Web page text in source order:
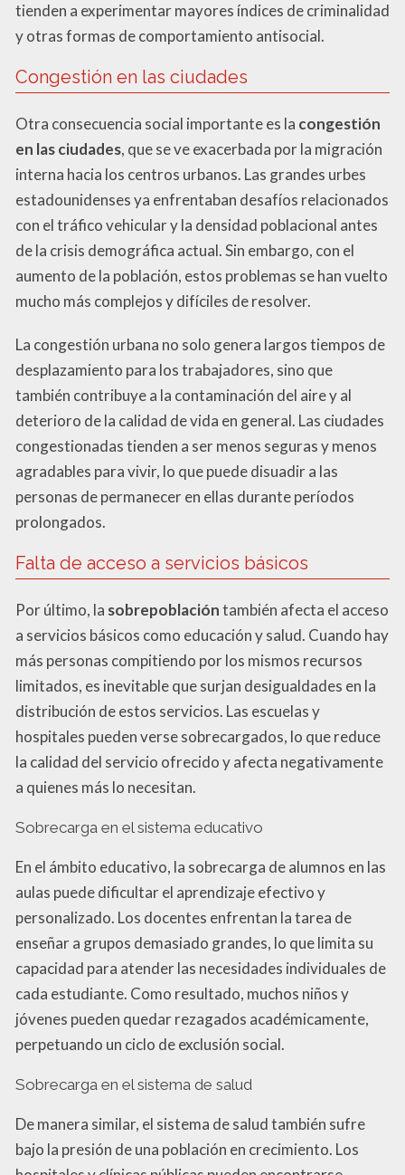
tienden a experimentar mayores índices de criminalidad
y otras formas de comportamiento antisocial.
Congestión en las ciudades
Otra consecuencia social importante es la congestión
en las ciudades, que se ve exacerbada por la migración
interna hacia los centros urbanos. Las grandes urbes
estadounidenses ya enfrentaban desafíos relacionados
con el tráfico vehicular y la densidad poblacional antes
de la crisis demográfica actual. Sin embargo, con el
aumento de la población, estos problemas se han vuelto
mucho más complejos y difíciles de resolver.
La congestión urbana no solo genera largos tiempos de
desplazamiento para los trabajadores, sino que
también contribuye a la contaminación del aire y al
deterioro de la calidad de vida en general. Las ciudades
congestionadas tienden a ser menos seguras y menos
agradables para vivir, lo que puede disuadir a las
personas de permanecer en ellas durante períodos
prolongados.
Falta de acceso a servicios básicos
Por último, la sobrepoblacióntambién afecta el acceso
a servicios básicos como educación y salud. Cuando hay
más personas compitiendo por los mismos recursos
limitados, es inevitable que surjan desigualdades en la
distribución de estos servicios. Las escuelas y
hospitales pueden verse sobrecargados, lo que reduce
la calidad del servicio ofrecido y afecta negativamente
a quienes más lo necesitan.
Sobrecarga en el sistema educativo
En el ámbito educativo, la sobrecarga de alumnos en las
aulas puede dificultar el aprendizaje efectivo y
personalizado. Los docentes enfrentan la tarea de
enseñar a grupos demasiado grandes, lo que limita su
capacidad para atender las necesidades individuales de
cada estudiante. Como resultado, muchos niños y
jóvenes pueden quedar rezagados académicamente,
perpetuando un ciclo de exclusión social.
Sobrecarga en el sistema de salud
De manera similar, el sistema de salud también sufre
bajo la presión de una población en crecimiento. Los